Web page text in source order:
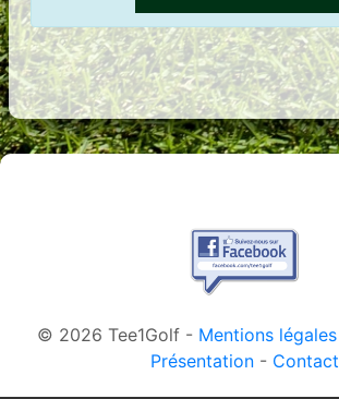
© 2026 Tee1Golf - Mentions légales
Présentation- Contact